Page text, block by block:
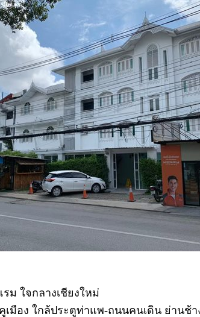
ม ใจกลางเชียงใหม่
เมือง ใกล้ประตูท่าแพ-ถนนคนเดิน ย่านช้